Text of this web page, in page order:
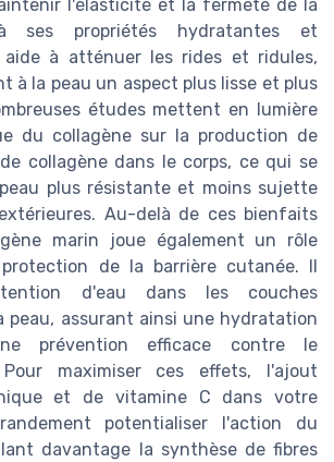
l'élasticité et la fermeté de la
ses propriétés hydratantes et
aide à atténuer les rides et ridules,
à la peau un aspect plus lisse et plus
études mettent en lumière
du collagène sur la production de
collagène dans le corps, ce qui se
plus résistante et moins sujette
Au-delà de ces bienfaits
marin joue également un rôle
de la barrière cutanée. Il
d'eau dans les couches
peau, assurant ainsi une hydratation
prévention efficace contre le
Pour maximiser ces effets, l'ajout
et de vitamine C dans votre
potentialiser l'action du
davantage la synthèse de fibres